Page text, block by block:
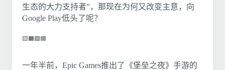
生态的大力支持者”，那现在为何又改变主意，向
Google Play低头了呢？
🟨🟧🟩🟦
一年半前，Epic Games推出了《堡垒之夜》手游的